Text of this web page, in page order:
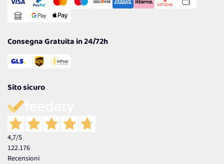
Gestisci Cookie
Reso Facile e Veloce
Consegna Gratuita in 24/72h
Sito sicuro
4,7/5
122.176
Recensioni